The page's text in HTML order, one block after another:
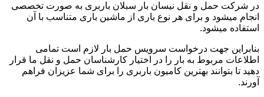
در شرکت حمل و نقل نیسان بار سبلان باربری به صورت تخصصی
انجام میشود و برای هر نوع باری از ماشین باری متناسب با آن
استفاده میشود.
بنابراین جهت درخواست سرویس حمل بار لازم است تمامی
اطلاعات مربوط به بار را در اختیار کارشناسان حمل و نقل ما قرار
دهید تا بتوانند بهترین کامیون باربری را برای شما عزیزان فراهم
آورند.